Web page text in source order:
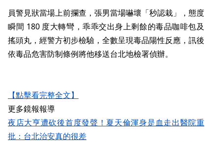
員警見狀當場上前攔查，張男當場嚇壞「秒認栽」，態度
瞬間 180 度大轉彎，乖乖交出身上剩餘的毒品咖啡包及
搖頭丸，經警方初步檢驗，全數呈現毒品陽性反應，訊後
依毒品危害防制條例將他移送台北地檢署偵辦。
【點擊看完整全文】
更多鏡報報導
夜店大亨遭砍後首度發聲！夏天倫渾身是血走出醫院重
批：台北治安真的很差